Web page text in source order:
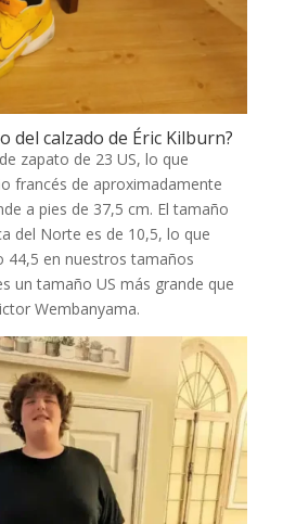
del calzado de Éric Kilburn?
zapato de 23 US, lo que
francés de aproximadamente
a pies de 37,5 cm. El tamaño
del Norte es de 10,5, lo que
44,5 en nuestros tamaños
un tamaño US más grande que
Wembanyama.